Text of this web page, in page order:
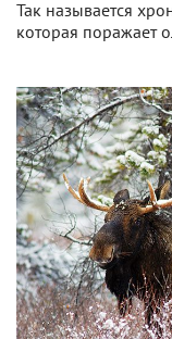
Так называется
которая поражает